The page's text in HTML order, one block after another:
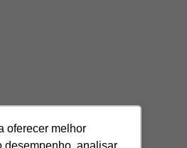
oferecer melhor